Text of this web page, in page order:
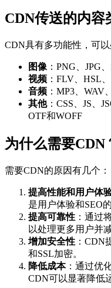
CDN传送的内容
CDN具有多功能性，可
图像 ：PNG、JPG
视频 ：FLV、HSL
音频 ：MP3、
其他：CSS、JS、
OTF和WOFF
为什么需要CDN
需要CDN的原因有几个：
提高性能和用户体
是用户体验和SEO
提高可靠性 ：通过
以处理更多用户并
增加安全性 ：CDN
和SSL加密。
降低成本：通过优
CDN可以显著降低